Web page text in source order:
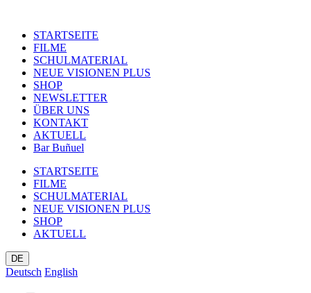
STARTSEITE
FILME
SCHULMATERIAL
NEUE VISIONEN PLUS
SHOP
NEWSLETTER
ÜBER UNS
KONTAKT
AKTUELL
Bar Buñuel
STARTSEITE
FILME
SCHULMATERIAL
NEUE VISIONEN PLUS
SHOP
AKTUELL
DE
Deutsch English